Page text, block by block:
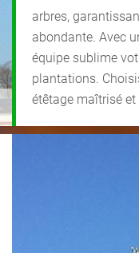
arbres,
abondante. Avec
équipe sublime
plantations.
étêtage maîtrisé